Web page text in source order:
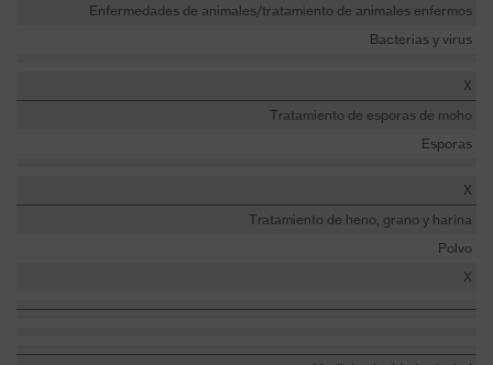
Enfermedades de animales/tratamiento de animales enfermos
Bacterias y virus
X
Tratamiento de esporas de moho
Esporas
X
Tratamiento de heno, grano y harina
Polvo
X